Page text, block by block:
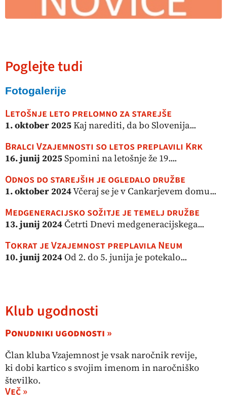
Poglejte tudi
Fotogalerije
Letošnje leto prelomno za starejše
1. oktober 2025Kaj narediti, da bo Slovenija...
Bralci Vzajemnosti so letos preplavili Krk
16. junij 2025Spomini na letošnje že 19....
Odnos do starejših je ogledalo družbe
1. oktober 2024Včeraj se je v Cankarjevem domu...
Medgeneracijsko sožitje je temelj družbe
13. junij 2024Četrti Dnevi medgeneracijskega...
Tokrat je Vzajemnost preplavila Neum
10. junij 2024Od 2. do 5. junija je potekalo...
Klub ugodnosti
Ponudniki ugodnosti »
Član kluba Vzajemnost je vsak naročnik revije,
ki dobi kartico s svojim imenom in naročniško
številko.
Več »